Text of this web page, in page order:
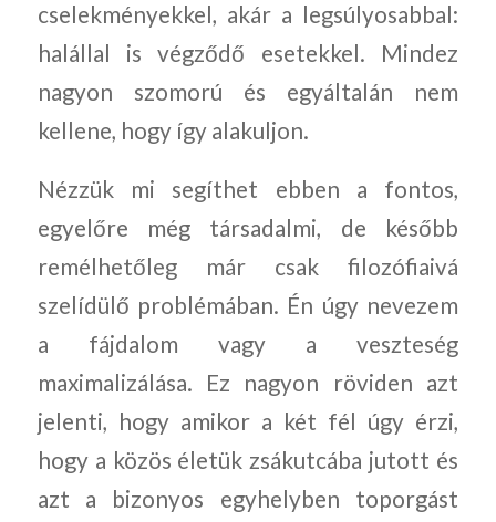
cselekményekkel, akár a legsúlyosabbal:
halállal is végződő esetekkel. Mindez
nagyon szomorú és egyáltalán nem
kellene, hogy így alakuljon.
Nézzük mi segíthet ebben a fontos,
egyelőre még társadalmi, de később
remélhetőleg már csak filozófiaivá
szelídülő problémában. Én úgy nevezem
a fájdalom vagy a veszteség
maximalizálása. Ez nagyon röviden azt
jelenti, hogy amikor a két fél úgy érzi,
hogy a közös életük zsákutcába jutott és
azt a bizonyos egyhelyben toporgást